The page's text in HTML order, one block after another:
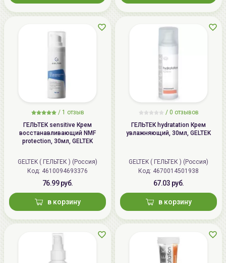
/ 1 отзыв
ГЕЛЬТЕК sensitive Крем
восстанавливающий NMF
protection, 30мл, GELTEK
GELTEK ( ГЕЛЬТЕК ) (Россия)
Код: 4610094693376
76.99 руб.
в корзину
/ 0 отзывов
ГЕЛЬТЕК hydratation Крем
увлажняющий, 30мл, GELTEK
GELTEK ( ГЕЛЬТЕК ) (Россия)
Код: 4670014501938
67.03 руб.
в корзину